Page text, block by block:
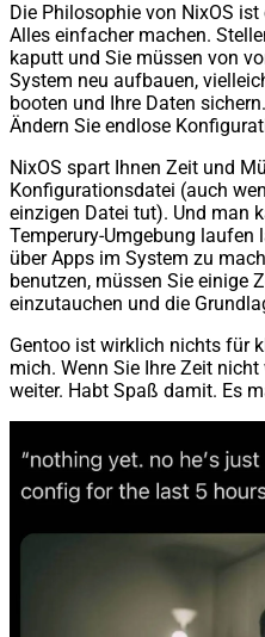
Die Philosophie von NixOS
Alles einfacher machen.
kaputt und Sie müssen von
System neu aufbauen,
booten und Ihre Daten
Ändern Sie endlose
NixOS spart Ihnen Zeit und
Konfigurationsdatei (auch
einzigen Datei tut). Und man
Temperury-Umgebung laufen
über Apps im System zu
benutzen, müssen Sie einige
einzutauchen und die
Gentoo ist wirklich nichts für
mich. Wenn Sie Ihre Zeit
weiter. Habt Spaß damit. Es